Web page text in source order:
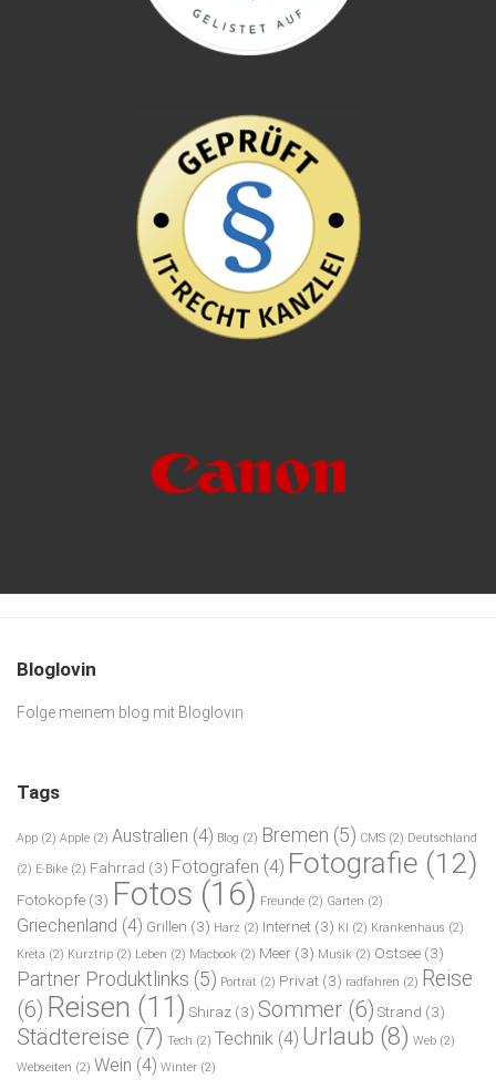
Bloglovin
Folge meinem blog mit Bloglovin
Tags
App (2) Apple (2) Australien (4) Blog (2) Bremen (5) CMS (2) Deutschland
(2) E-Bike (2) Fahrrad (3) Fotografen (4) Fotografie (12)
Fotoköpfe (3) Fotos (16) Freunde (2) Garten (2)
Griechenland (4) Grillen (3) Harz (2) Internet (3) KI (2) Krankenhaus (2)
Kreta (2) Kurztrip (2) Leben (2) Macbook (2) Meer (3) Musik (2) Ostsee (3)
Partner Produktlinks (5) Porträt (2) Privat (3) radfahren (2) Reise
(6) Reisen (11) Shiraz (3) Sommer (6) Strand (3)
Städtereise (7) Tech (2) Technik (4) Urlaub (8) Web (2)
Webseiten (2) Wein (4) Winter (2)